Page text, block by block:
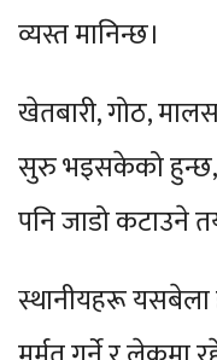
व्यस्त मानिन्छ।
खेतबारी, गोठ,
सुरु भइसकेको हुन्छ,
पनि जाडो कटाउने
स्थानीयहरू यसबेला